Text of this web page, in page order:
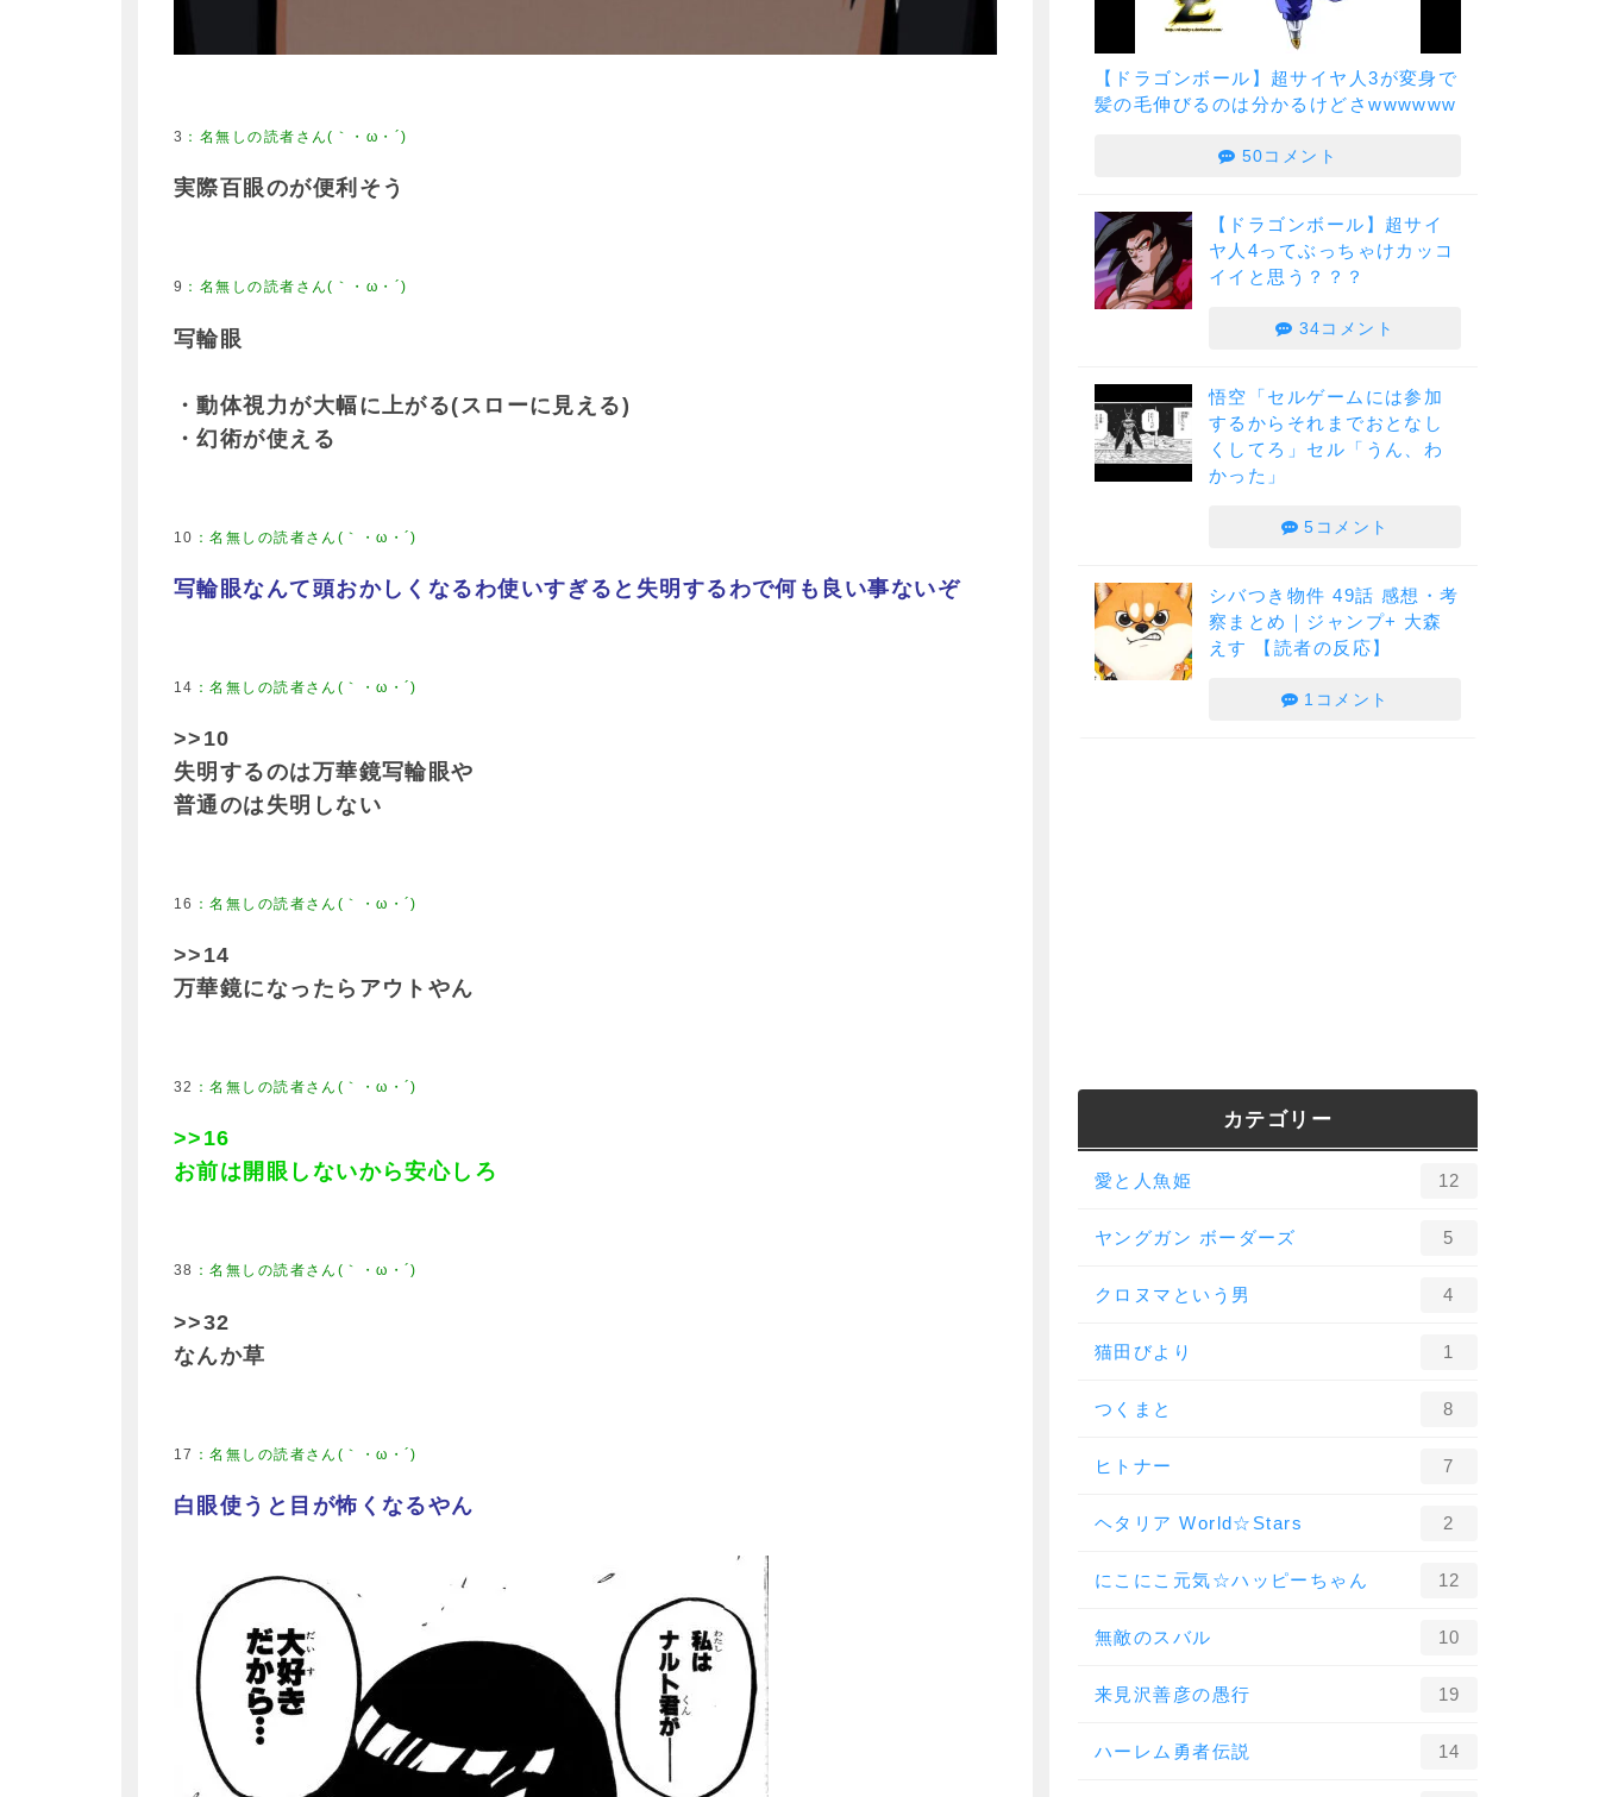
3
実際百眼のが便利そう
9
写輪眼
・動体視力が大幅に上がる(スローに見える)
・幻術が使える
10
写輪眼なんて頭おかしくなるわ使いすぎると失明するわで何も良い事ないぞ
14
>>10
失明するのは万華鏡写輪眼や
普通のは失明しない
16
>>14
万華鏡になったらアウトやん
32
>>16
お前は開眼しないから安心しろ
38
>>32
なんか草
17
白眼使うと目が怖くなるやん
【ドラゴンボール】超サイヤ人3が変身で
髪の毛伸びるのは分かるけどさwwwwww
50コメント
【ドラゴンボール】超サイ
ヤ人4ってぶっちゃけカッコ
イイと思う？？？
34コメント
悟空「セルゲームには参加
するからそれまでおとなし
くしてろ」セル「うん、わ
かった」
5コメント
シバつき物件 49話 感想・考
察まとめ｜ジャンプ+ 大森
えす 【読者の反応】
1コメント
カテゴリー
愛と人魚姫 12
ヤングガン ボーダーズ 5
クロヌマという男 4
猫田びより 1
つくまと 8
ヒトナー 7
ヘタリア World☆Stars 2
にこにこ元気☆ハッピーちゃん 12
無敵のスバル 10
来見沢善彦の愚行 19
ハーレム勇者伝説 14